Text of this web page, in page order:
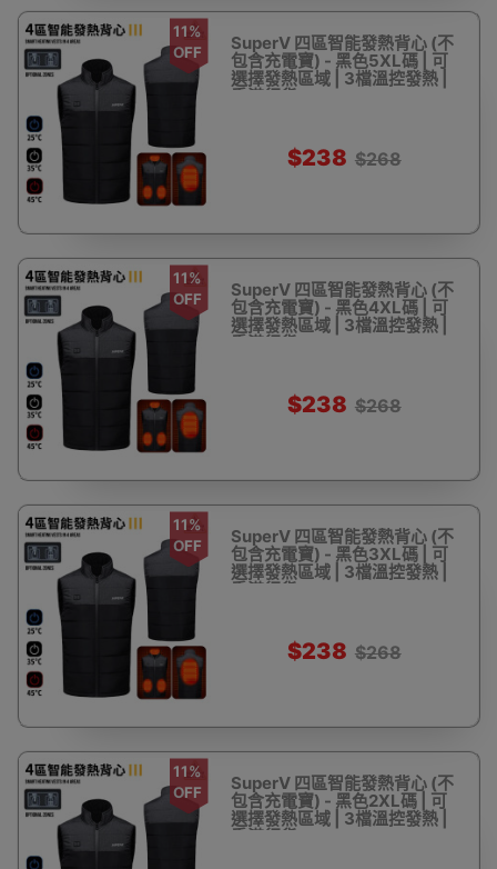
11%
OFF
SuperV 四區智能發熱背心 (不
包含充電寶) - 黑色5XL碼 | 可
選擇發熱區域 | 3檔溫控發熱 |
香港行貨
$238 $268
11%
OFF
SuperV 四區智能發熱背心 (不
包含充電寶) - 黑色4XL碼 | 可
選擇發熱區域 | 3檔溫控發熱 |
香港行貨
$238 $268
11%
OFF
SuperV 四區智能發熱背心 (不
包含充電寶) - 黑色3XL碼 | 可
選擇發熱區域 | 3檔溫控發熱 |
香港行貨
$238 $268
11%
OFF
SuperV 四區智能發熱背心 (不
包含充電寶) - 黑色2XL碼 | 可
選擇發熱區域 | 3檔溫控發熱 |
香港行貨